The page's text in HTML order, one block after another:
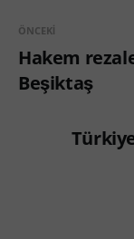
ÖNCEKI
Hakem
Beşiktaş